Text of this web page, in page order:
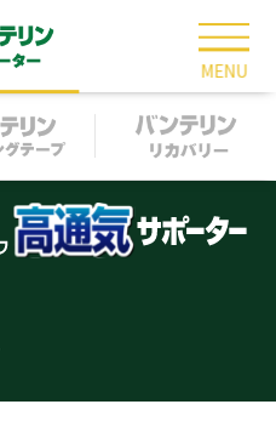
MENU